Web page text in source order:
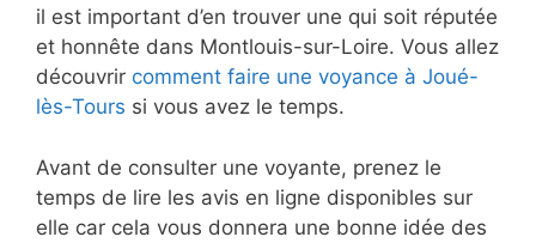
il est important d’en trouver une qui soit réputée
et honnête dans Montlouis-sur-Loire. Vous allez
découvrir comment faire une voyance à Joué-
lès-Tours si vous avez le temps.
Avant de consulter une voyante, prenez le
temps de lire les avis en ligne disponibles sur
elle car cela vous donnera une bonne idée des